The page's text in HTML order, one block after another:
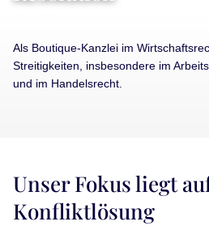
Als Boutique-Kanzlei im
Streitigkeiten, insbesondere im
und im Handelsrecht.
Unser Fokus liegt
Konfliktlösung